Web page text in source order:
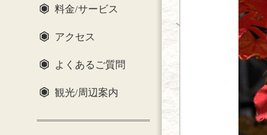
料金/サービス
アクセス
よくあるご質問
観光/周辺案内